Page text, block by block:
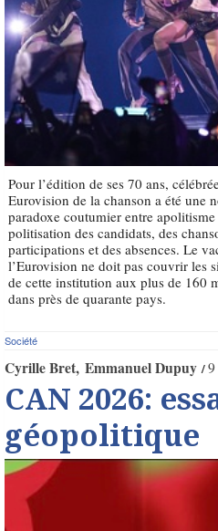
Pour l’édition de ses 70 ans,
Eurovision de la chanson a été une
paradoxe coutumier entre
politisation des candidats, des
participations et des absences. Le
l’Eurovision ne doit pas couvrir les
de cette institution aux plus de 160
dans près de quarante pays.
Société
Cyrille Bret Emmanuel Dupuy
CAN 2026:
géopolitique